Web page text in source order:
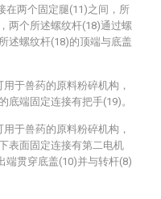
在两个固定腿(11)之间，所
两个所述螺纹杆(18)通过螺
述螺纹杆(18)的顶端与底盖
于兽药的原料粉碎机构，
底端固定连接有把手(19)。
于兽药的原料粉碎机构，
表面固定连接有第二电机
端贯穿底盖(10)并与转杆(8)